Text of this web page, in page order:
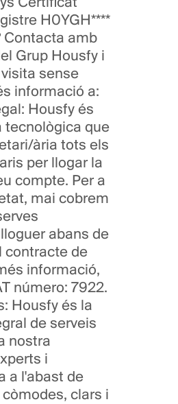
H0YGH****
Contacta amb
Grup Housfy i
sense
informació a:
Housfy és
tecnològica que
ària tots els
per llogar la
compte. Per a
mai cobrem
abans de
contracte de
informació,
número: 7922.
Housfy és la
de serveis
nostra
i
a l'abast de
clars i